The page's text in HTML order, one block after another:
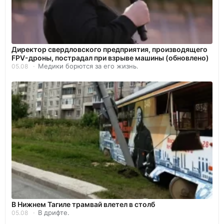
Директор свердловского предприятия, производящего
FPV-дроны, пострадал при взрыве машины (обновлено)
05.08 Медики борются за его жизнь.
В Нижнем Тагиле трамвай влетел в столб
05.08 В дрифте.